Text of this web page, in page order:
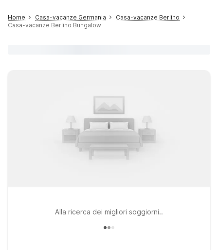
Home Casa-vacanze Germania
Casa-vacanze Berlino
Casa-vacanze Berlino Bungalow
Alla ricerca dei migliori soggiorni..